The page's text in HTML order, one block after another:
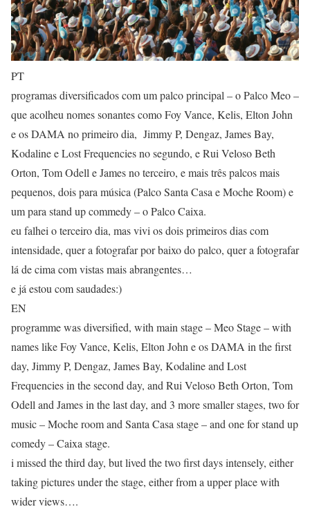
PT
programas diversificados com um palco principal – o Palco Meo –
que acolheu nomes sonantes como Foy Vance, Kelis, Elton John
e os DAMA no primeiro dia, Jimmy P, Dengaz, James Bay,
Kodaline e Lost Frequencies no segundo, e Rui Veloso Beth
Orton, Tom Odell e James no terceiro, e mais três palcos mais
pequenos, dois para música (Palco Santa Casa e Moche Room) e
um para stand up commedy – o Palco Caixa.
eu falhei o terceiro dia, mas vivi os dois primeiros dias com
intensidade, quer a fotografar por baixo do palco, quer a fotografar
lá de cima com vistas mais abrangentes…
e já estou com saudades:)
EN
programme was diversified, with main stage – Meo Stage – with
names like Foy Vance, Kelis, Elton John e os DAMA in the first
day, Jimmy P, Dengaz, James Bay, Kodaline and Lost
Frequencies in the second day, and Rui Veloso Beth Orton, Tom
Odell and James in the last day, and 3 more smaller stages, two for
music – Moche room and Santa Casa stage – and one for stand up
comedy – Caixa stage.
i missed the third day, but lived the two first days intensely, either
taking pictures under the stage, either from a upper place with
wider views….